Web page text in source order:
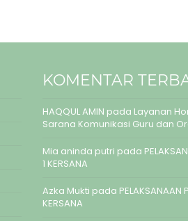
KOMENTAR
HAQQUL AMIN pada Layanan
Sarana Komunikasi Guru dan
Mia aninda putri pada
1 KERSANA
Azka Mukti pada PELAKSANAAN
KERSANA